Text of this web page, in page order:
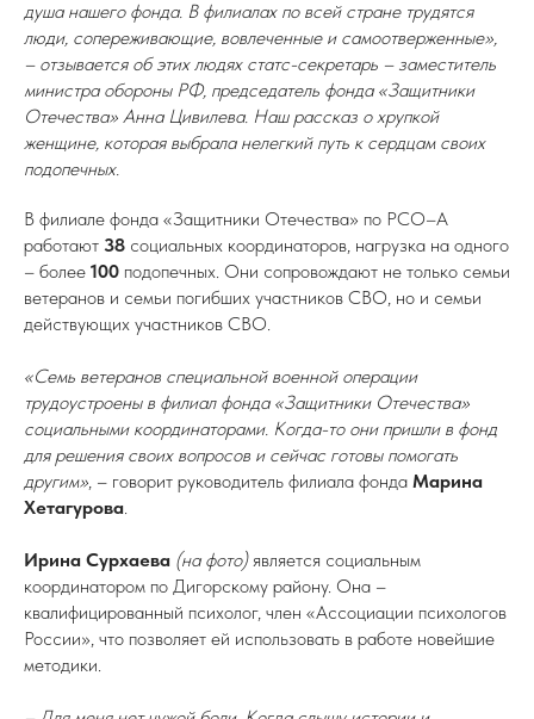
душа нашего фонда. В филиалах по всей стране трудятся
люди, сопереживающие, вовлеченные и самоотверженные»,
– отзывается об этих людях статс-секретарь – заместитель
министра обороны РФ, председатель фонда «Защитники
Отечества» Анна Цивилева. Наш рассказ о хрупкой
женщине, которая выбрала нелегкий путь к сердцам своих
подопечных.
В филиале фонда «Защитники Отечества» по РСО–А
работают 38 социальных координаторов, нагрузка на одного
– более 100 подопечных. Они сопровождают не только семьи
ветеранов и семьи погибших участников СВО, но и семьи
действующих участников СВО.
«Семь ветеранов специальной военной операции
трудоустроены в филиал фонда «Защитники Отечества»
социальными координаторами. Когда-то они пришли в фонд
для решения своих вопросов и сейчас готовы помогать
другим», – говорит руководитель филиала фонда Марина
Хетагурова.
Ирина Сурхаева (на фото)является социальным
координатором по Дигорскому району. Она –
квалифицированный психолог, член «Ассоциации психологов
России», что позволяет ей использовать в работе новейшие
методики.